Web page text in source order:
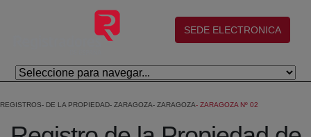
Salta al contingut principal
(abre en nueva ventana)
SEDE ELECTRONICA
REGISTROS DE LA PROPIEDAD ZARAGOZA ZARAGOZA ZARAGOZA Nº 02